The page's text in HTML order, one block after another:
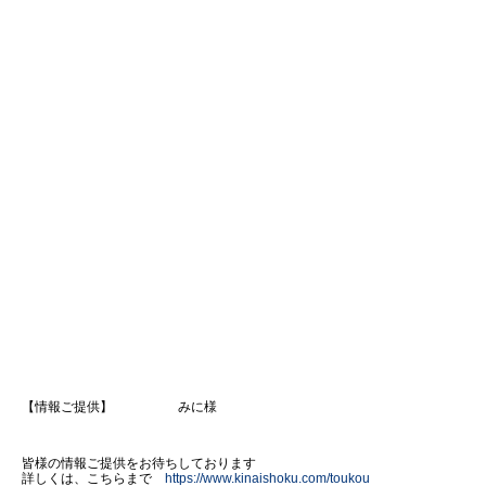
【情報ご提供】 みに様
皆様の情報ご提供をお待ちしております
詳しくは、こちらまで https://www.kinaishoku.com/toukou